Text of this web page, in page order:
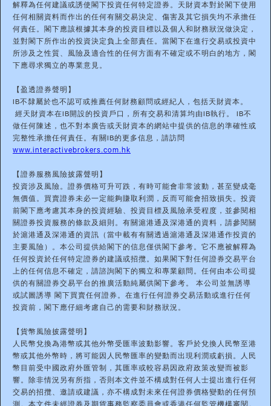
解釋為任何建議或誘使閣下投資任何特定證券。天財資本對於閣下使用
任何相關資料而作出的任何有關交易決定、傷害及其它損失均不承擔任
何責任。閣下應該根據其本身的投資目標以及個人和財務狀況做決定，
並對閣下所作出的投資決定負上全部責任。當閣下在進行交易或投資中
所涉及之性質、風險及適合性的任何方面有不確定或不明白的地方，閣
下應尋求獨立的專業意見。
【盈透證券聲明】
IB不隸屬於也不認可或推薦任何財務顧問或經紀人，包括天財資本。
經天財資本在IB開設的投資戶口，所有交易和清算均由IB執行。 IB不
做任何陳述，也不對本廣告或天財資本的網站中提供的信息的準確性或
完整性承擔任何責任。有關IB的更多信息，請訪問
www.interactivebrokers.com.hk
【證券服務風險披露聲明】
投資涉及風險。證券價格可升可跌，有時可能會非常波動，甚至變成毫
無價值。買賣證券未必一定能夠賺取利潤，反而可能會招致損失。投資
前閣下應考慮其本身的投資經驗、投資目標及風險承受程度，並參閱相
關證券投資服務的條款及細則。有關滬港通及深港通的資料，請參閱關
於滬港通及深港通的資訊（當中載有有關透過滬港通及深港通作投資的
主要風險）。本公司提供給閣下的信息僅供閣下參考。它不應被解釋為
任何投資於任何特定證券的建議或招攬。如果閣下對任何證券交易平台
上的任何信息不確定，請諮詢閣下的獨立和專業顧問。任何由本公司提
供的有關證券交易平台的推廣活動純屬供閣下參考。 本公司並無誘導
或試圖誘導 閣下買賣任何證券。在進行任何證券交易活動或進行任何
投資前，閣下應仔細考慮自己的需要和財務狀況。
【貨幣風險披露聲明】
人民幣兌換為港幣或其他外幣受匯率波動影響。客戶於兌換人民幣至港
幣或其他外幣時，將可能因人民幣匯率的變動而出現利潤或虧損。人民
幣目前受中國政府外匯管制，其匯率或較容易因政府政策改變而被影
響。除非情況另有所指，否則本文件並不構成對任何人士提出進行任何
交易的招攬、邀請或建議，亦不構成對未來任何證券價格變動的任何預